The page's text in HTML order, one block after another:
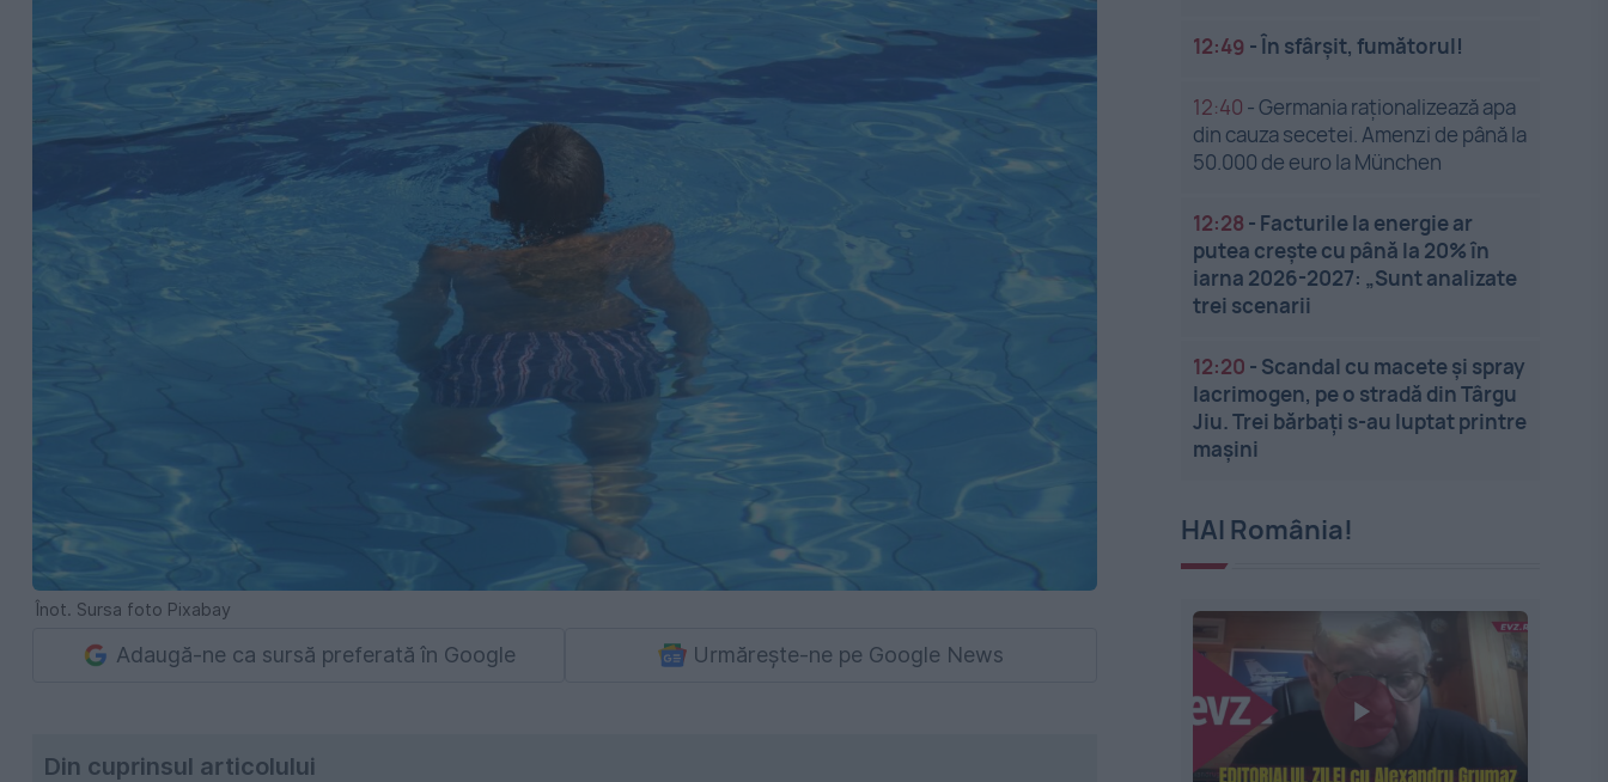
Înot. Sursa foto Pixabay
Adaugă-ne ca sursă preferată în Google Urmărește-ne pe Google News
Din cuprinsul articolului
12:49 -În sfârșit, fumătorul!
12:40 -Germania raționalizează apa
din cauza secetei. Amenzi de până la
50.000 de euro la München
12:28 - Facturile la energie ar
putea crește cu până la 20% în
iarna 2026-2027: „Sunt analizate
trei scenarii
12:20 - Scandal cu macete și spray
lacrimogen, pe o stradă din Târgu
Jiu. Trei bărbați s-au luptat printre
mașini
HAI România!